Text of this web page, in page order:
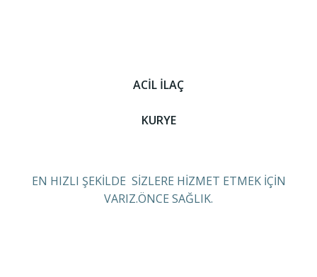
ACİL İLAÇ
KURYE
EN HIZLI ŞEKİLDE SİZLERE HİZMET ETMEK İÇİN
VARIZ.ÖNCE SAĞLIK.